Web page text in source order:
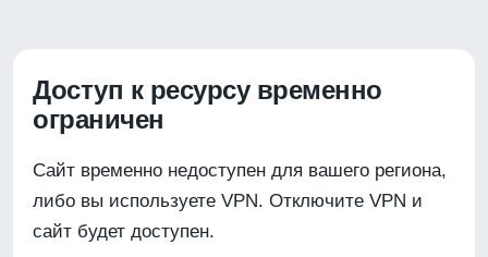
Доступ к ресурсу временно
ограничен
Сайт временно недоступен для вашего региона,
либо вы используете VPN. Отключите VPN и
сайт будет доступен.